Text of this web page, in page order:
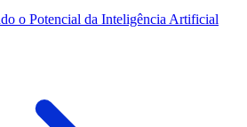
o Potencial da Inteligência Artificial